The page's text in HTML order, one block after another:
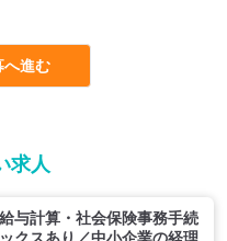
へ進む
求人
与計算・社会保険事務手続